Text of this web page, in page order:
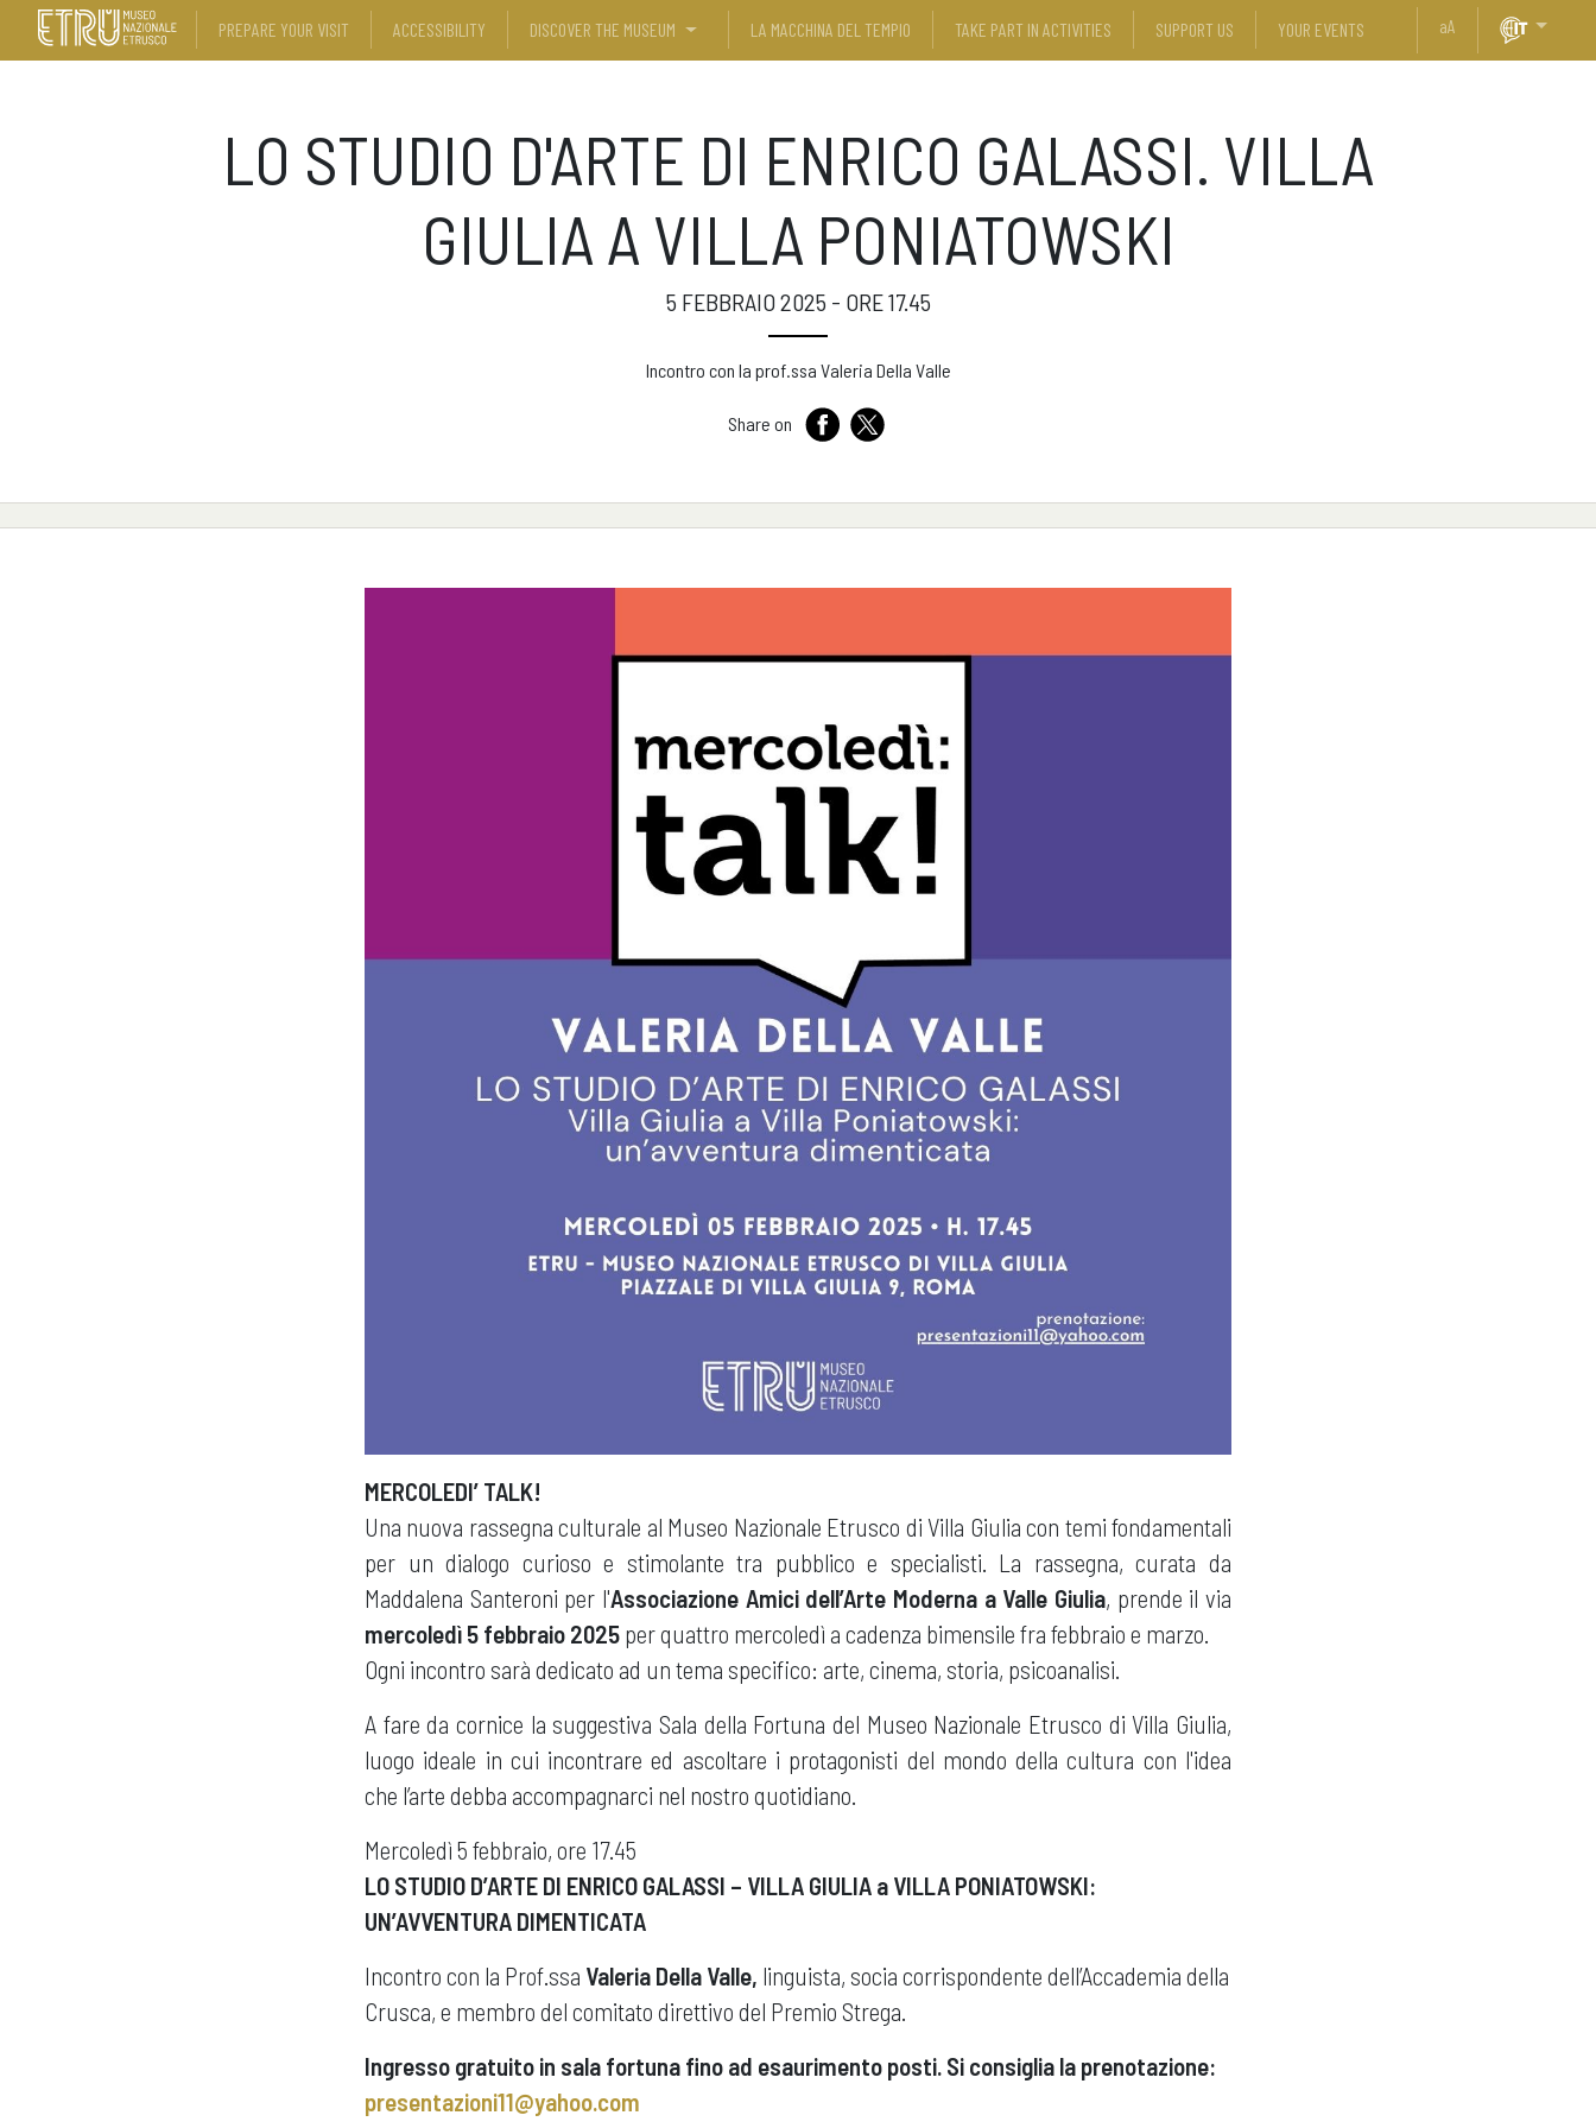
PREPARE YOUR VISIT ACCESSIBILITY DISCOVER THE MUSEUM LA MACCHINA DEL TEMPIO TAKE PART IN ACTIVITIES SUPPORT US YOUR EVENTS aA
LO STUDIO D'ARTE DI ENRICO GALASSI. VILLA
GIULIA A VILLA PONIATOWSKI
5 FEBBRAIO 2025 - ORE 17.45
Incontro con la prof.ssa Valeria Della Valle
Share on
MERCOLEDI’ TALK!
Una nuova rassegna culturale al Museo Nazionale Etrusco di Villa Giulia con temi fondamentali
per un dialogo curioso e stimolante tra pubblico e specialisti. La rassegna, curata da
Maddalena Santeroni per l'Associazione Amici dell’Arte Moderna a Valle Giulia, prende il via
mercoledì 5 febbraio 2025 per quattro mercoledì a cadenza bimensile fra febbraio e marzo.
Ogni incontro sarà dedicato ad un tema specifico: arte, cinema, storia, psicoanalisi.
A fare da cornice la suggestiva Sala della Fortuna del Museo Nazionale Etrusco di Villa Giulia,
luogo ideale in cui incontrare ed ascoltare i protagonisti del mondo della cultura con l'idea
che l’arte debba accompagnarci nel nostro quotidiano.
Mercoledì 5 febbraio, ore 17.45
LO STUDIO D’ARTE DI ENRICO GALASSI – VILLA GIULIA a VILLA PONIATOWSKI:
UN’AVVENTURA DIMENTICATA
Incontro con la Prof.ssa Valeria Della Valle, linguista, socia corrispondente dell’Accademia della
Crusca, e membro del comitato direttivo del Premio Strega.
Ingresso gratuito in sala fortuna fino ad esaurimento posti. Si consiglia la prenotazione:
presentazioni11@yahoo.com